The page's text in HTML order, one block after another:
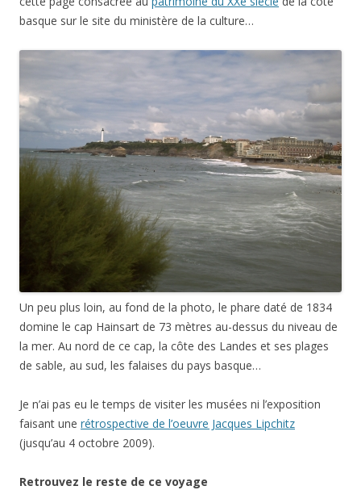
basque sur le site du ministère de la culture…
Un peu plus loin, au fond de la photo, le phare daté de 1834
domine le cap Hainsart de 73 mètres au-dessus du niveau de
la mer. Au nord de ce cap, la côte des Landes et ses plages
de sable, au sud, les falaises du pays basque…
Je n’ai pas eu le temps de visiter les musées ni l’exposition
faisant une rétrospective de l’oeuvre Jacques Lipchitz
(jusqu’au 4 octobre 2009).
Retrouvez le reste de ce voyage